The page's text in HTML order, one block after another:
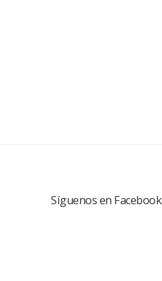
Síguenos en Facebook